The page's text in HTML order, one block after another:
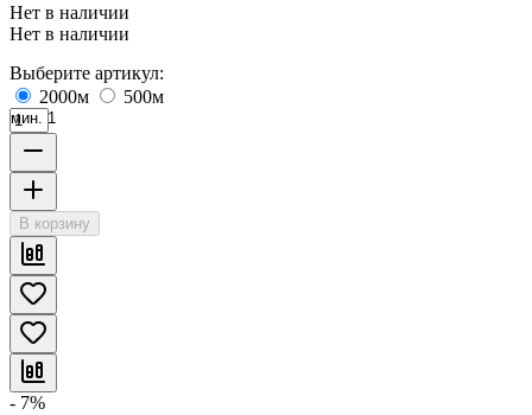
Нет в наличии
Нет в наличии
Выберите артикул:
2000м
500м
мин. 1
В корзину
- 7%